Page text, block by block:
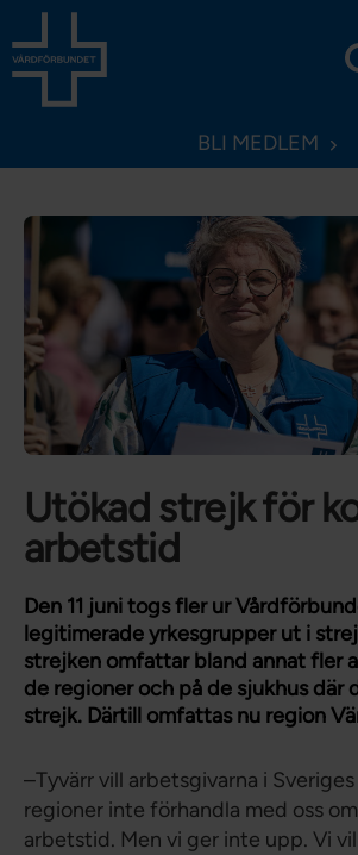
BLI MEDLEM
Utökad strejk för
arbetstid
Den 11 juni togs fler ur
legitimerade yrkesgrupper ut i
strejken omfattar bland annat fler
de regioner och på de sjukhus där
strejk. Därtill omfattas nu region
–Tyvärr vill arbetsgivarna i
regioner inte förhandla med oss
arbetstid. Men vi ger inte upp. Vi